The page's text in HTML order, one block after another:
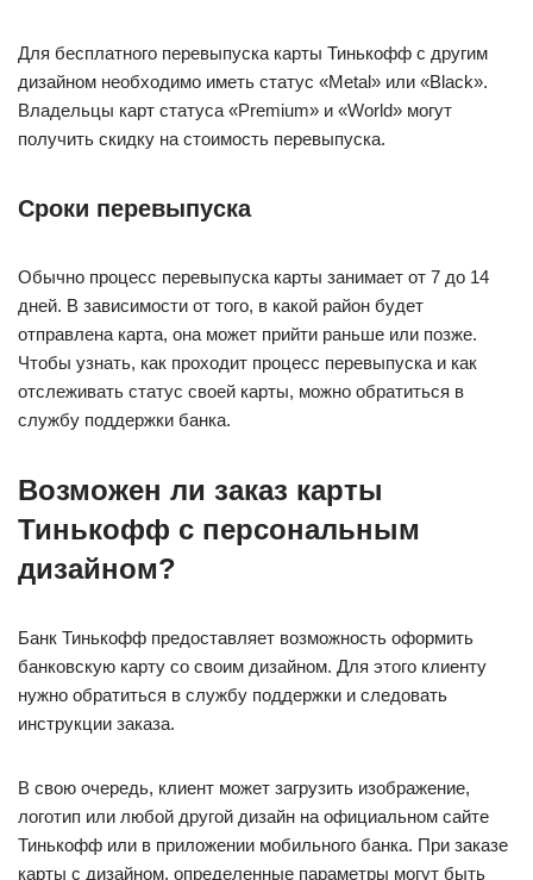
Для бесплатного перевыпуска карты Тинькофф с другим
дизайном необходимо иметь статус «Metal» или «Black».
Владельцы карт статуса «Premium» и «World» могут
получить скидку на стоимость перевыпуска.
Сроки перевыпуска
Обычно процесс перевыпуска карты занимает от 7 до 14
дней. В зависимости от того, в какой район будет
отправлена карта, она может прийти раньше или позже.
Чтобы узнать, как проходит процесс перевыпуска и как
отслеживать статус своей карты, можно обратиться в
службу поддержки банка.
Возможен ли заказ карты
Тинькофф с персональным
дизайном?
Банк Тинькофф предоставляет возможность оформить
банковскую карту со своим дизайном. Для этого клиенту
нужно обратиться в службу поддержки и следовать
инструкции заказа.
В свою очередь, клиент может загрузить изображение,
логотип или любой другой дизайн на официальном сайте
Тинькофф или в приложении мобильного банка. При заказе
карты с дизайном, определенные параметры могут быть